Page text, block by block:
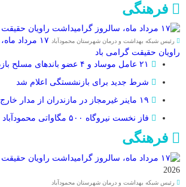
فرهنگی
رئیس شبکه بهداشت و درمان شهرستان محمودآباد
۱۷ مرداد
راویان حقیقت گرامی باد
شرط جدید برای بازنشستگی اعلام شد
فاز نخست نیروگاه ۵۰۰ مگاواتی محمودآباد به‌زودی آغاز می‌شود
فرهنگی
2026
رئیس شبکه بهداشت و درمان شهرستان محمودآباد